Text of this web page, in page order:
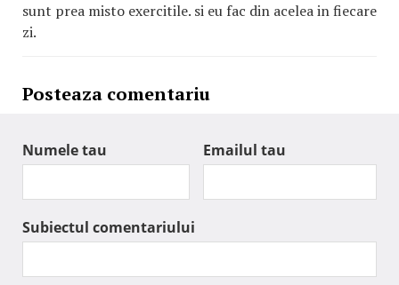
sunt prea misto exercitile. si eu fac din acelea in fiecare
zi.
Posteaza comentariu
Numele tau Emailul tau
Subiectul comentariului